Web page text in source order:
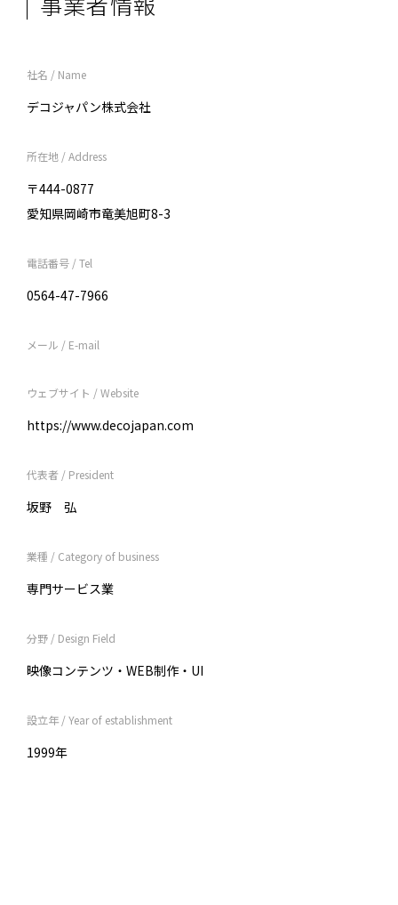
社名 / Name
デコジャパン株式会社
所在地 / Address
〒444-0877
愛知県岡崎市竜美旭町8-3
電話番号 / Tel
0564-47-7966
メール / E-mail
ウェブサイト / Website
https://www.decojapan.com
代表者 / President
坂野 弘
業種 / Category of business
専門サービス業
分野 / Design Field
映像コンテンツ・WEB制作・UI
設立年 / Year of establishment
1999年